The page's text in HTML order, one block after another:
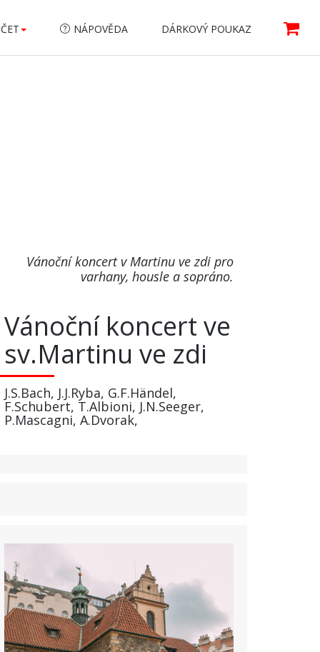
NÁPOVĚDA DÁRKOVÝ POUKAZ
Vánoční koncert v Martinu ve zdi pro
varhany, housle a sopráno.
Vánoční koncert ve
sv.Martinu ve zdi
J.S.Bach, J.J.Ryba, G.F.Händel,
F.Schubert, T.Albioni, J.N.Seeger,
P.Mascagni, A.Dvorak,